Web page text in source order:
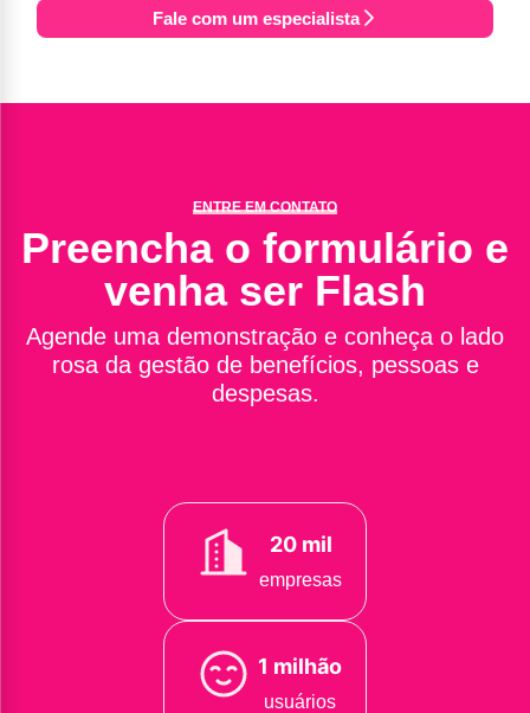
Fale com um especialista
ENTRE EM CONTATO
Preencha o formulário e
venha ser Flash
Agende uma demonstração e conheça o lado
rosa da gestão de benefícios, pessoas e
despesas.
20 mil
empresas
1 milhão
usuários